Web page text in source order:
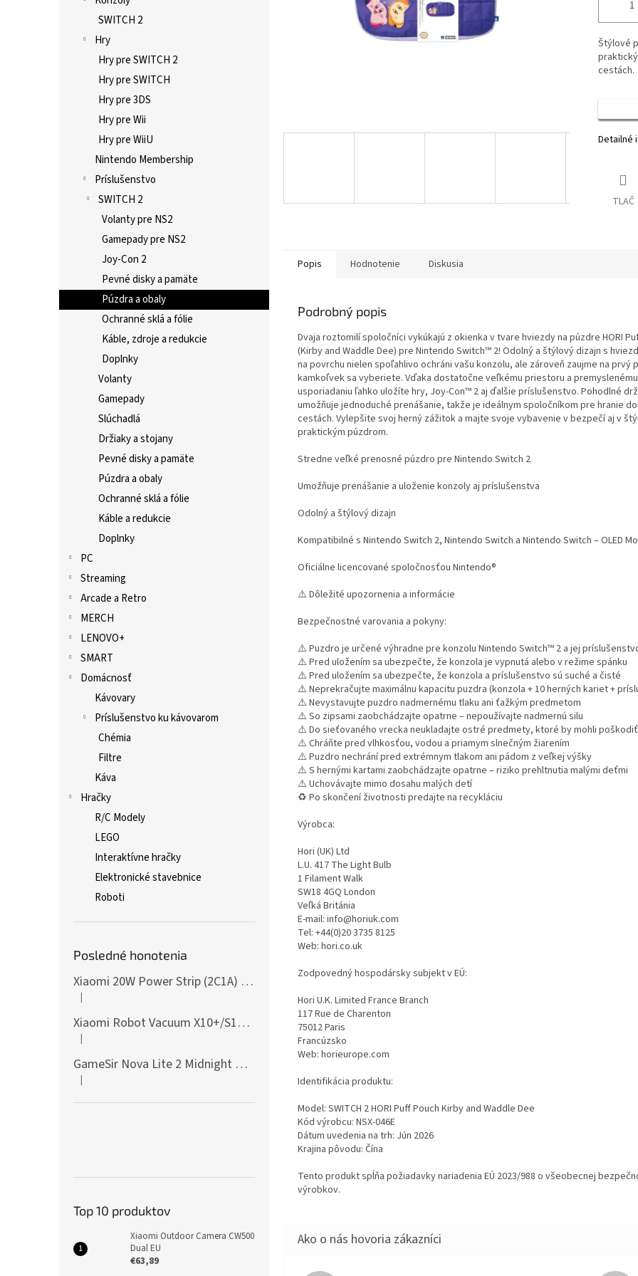
SWITCH 2
Hry
Hry pre SWITCH 2
Hry pre SWITCH
Hry pre 3DS
Hry pre Wii
Hry pre WiiU
Nintendo Membership
Príslušenstvo
SWITCH 2
Volanty pre NS2
Gamepady pre NS2
Joy-Con 2
Pevné disky a pamäte
Púzdra a obaly
Ochranné sklá a fólie
Káble, zdroje a redukcie
Doplnky
Volanty
Gamepady
Slúchadlá
Držiaky a stojany
Pevné disky a pamäte
Púzdra a obaly
Ochranné sklá a fólie
Káble a redukcie
Doplnky
PC
Streaming
Arcade a Retro
MERCH
LENOVO+
SMART
Domácnosť
Kávovary
Príslušenstvo ku kávovarom
Chémia
Filtre
Káva
Hračky
R/C Modely
LEGO
Interaktívne hračky
Elektronické stavebnice
Roboti
Posledné honotenia
Xiaomi 20W Power Strip (2C1A) EU
Hodnotenie produktu je 5 z 5 hviezdičiek.
|
Xiaomi Robot Vacuum X10+/S10+/X10/X20+ Side Brush
Hodnotenie produktu je 5 z 5 hviezdičiek.
|
GameSir Nova Lite 2 Midnight Gray
Hodnotenie produktu je 5 z 5 hviezdičiek.
|
Top 10 produktov
Xiaomi Outdoor Camera CW500
Dual EU
€63,89
Štýlové
cestách.
Detailné
TLAČ
Popis Hodnotenie Diskusia
Podrobný popis
Dvaja roztomilí spoločníci vykúkajú z okienka v tvare hviezdy na púzdre HORI
(Kirby and Waddle Dee) pre Nintendo Switch™ 2! Odolný a štýlový dizajn s
na povrchu nielen spoľahlivo ochráni vašu konzolu, ale zároveň zaujme na prvý
kamkoľvek sa vyberiete. Vďaka dostatočne veľkému priestoru a premyslenému
usporiadaniu ľahko uložíte hry, Joy-Con™ 2 aj ďalšie príslušenstvo. Pohodlné
umožňuje jednoduché prenášanie, takže je ideálnym spoločníkom pre hranie
cestách. Vylepšite svoj herný zážitok a majte svoje vybavenie v bezpečí aj v
praktickým púzdrom.
Stredne veľké prenosné púzdro pre Nintendo Switch 2
Umožňuje prenášanie a uloženie konzoly aj príslušenstva
Odolný a štýlový dizajn
Kompatibilné s Nintendo Switch 2, Nintendo Switch a Nintendo Switch – OLED
Oficiálne licencované spoločnosťou Nintendo®
⚠️ Dôležité upozornenia a informácie
Bezpečnostné varovania a pokyny:
⚠️ Puzdro je určené výhradne pre konzolu Nintendo Switch™ 2 a jej
⚠️ Pred uložením sa ubezpečte, že konzola je vypnutá alebo v režime spánku
⚠️ Pred uložením sa ubezpečte, že konzola a príslušenstvo sú suché a čisté
⚠️ Neprekračujte maximálnu kapacitu puzdra (konzola + 10 herných kariet +
⚠️ Nevystavujte puzdro nadmernému tlaku ani ťažkým predmetom
⚠️ So zipsami zaobchádzajte opatrne – nepoužívajte nadmernú silu
⚠️ Do sieťovaného vrecka neukladajte ostré predmety, ktoré by mohli
⚠️ Chráňte pred vlhkosťou, vodou a priamym slnečným žiarením
⚠️ Puzdro nechrání pred extrémnym tlakom ani pádom z veľkej výšky
⚠️ S hernými kartami zaobchádzajte opatrne – riziko prehltnutia malými deťmi
⚠️ Uchovávajte mimo dosahu malých detí
♻️ Po skončení životnosti predajte na recykláciu
Výrobca:
Hori (UK) Ltd
L.U. 417 The Light Bulb
1 Filament Walk
SW18 4GQ London
Veľká Británia
E-mail: info@horiuk.com
Tel: +44(0)20 3735 8125
Web: hori.co.uk
Zodpovedný hospodársky subjekt v EÚ:
Hori U.K. Limited France Branch
117 Rue de Charenton
75012 Paris
Francúzsko
Web: horieurope.com
Identifikácia produktu:
Model: SWITCH 2 HORI Puff Pouch Kirby and Waddle Dee
Kód výrobcu: NSX-046E
Dátum uvedenia na trh: Jún 2026
Krajina pôvodu: Čína
Tento produkt spĺňa požiadavky nariadenia EÚ 2023/988 o všeobecnej
výrobkov.